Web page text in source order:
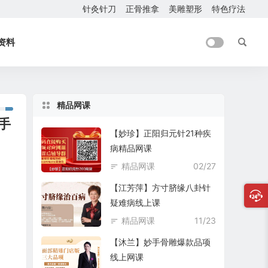
针灸针刀 正骨推拿 美雕塑形 特色疗法
料
精品网课
【妙珍】正阳归元针21种疾
病精品网课
02/27
精品网课
【江芳萍】方寸脐缘八卦针
疑难病线上课
11/23
精品网课
【沐兰】妙手骨雕爆款品项
线上网课